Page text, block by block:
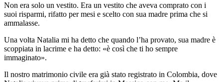
Non era solo un vestito. Era un vestito che aveva comprato con i
suoi risparmi, rifatto per mesi e scelto con sua madre prima che si
ammalasse.
Una volta Natalia mi ha detto che quando l’ha provato, sua madre è
scoppiata in lacrime e ha detto: «è così che ti ho sempre
immaginato».
Il nostro matrimonio civile era già stato registrato in Colombia, dove